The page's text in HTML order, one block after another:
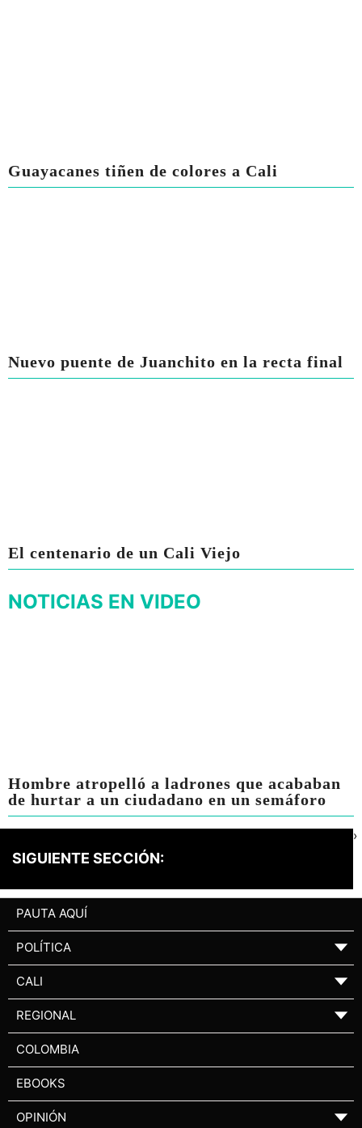
Guayacanes tiñen de colores a Cali
Nuevo puente de Juanchito en la recta final
El centenario de un Cali Viejo
NOTICIAS EN VIDEO
Hombre atropelló a ladrones que acababan
de hurtar a un ciudadano en un semáforo
SIGUIENTE SECCIÓN:
›
PAUTA AQUÍ
POLÍTICA ▼
CALI ▼
REGIONAL ▼
COLOMBIA
EBOOKS
OPINIÓN ▼